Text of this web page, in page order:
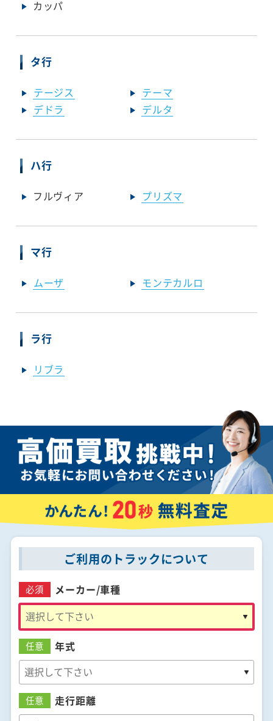
カッパ
タ行
テージス
テーマ
デドラ
デルタ
ハ行
フルヴィア プリズマ
マ行
ムーザ モンテカルロ
ラ行
リブラ
ご利用のトラックについて
必須 メーカー/車種
任意 年式
任意 走行距離